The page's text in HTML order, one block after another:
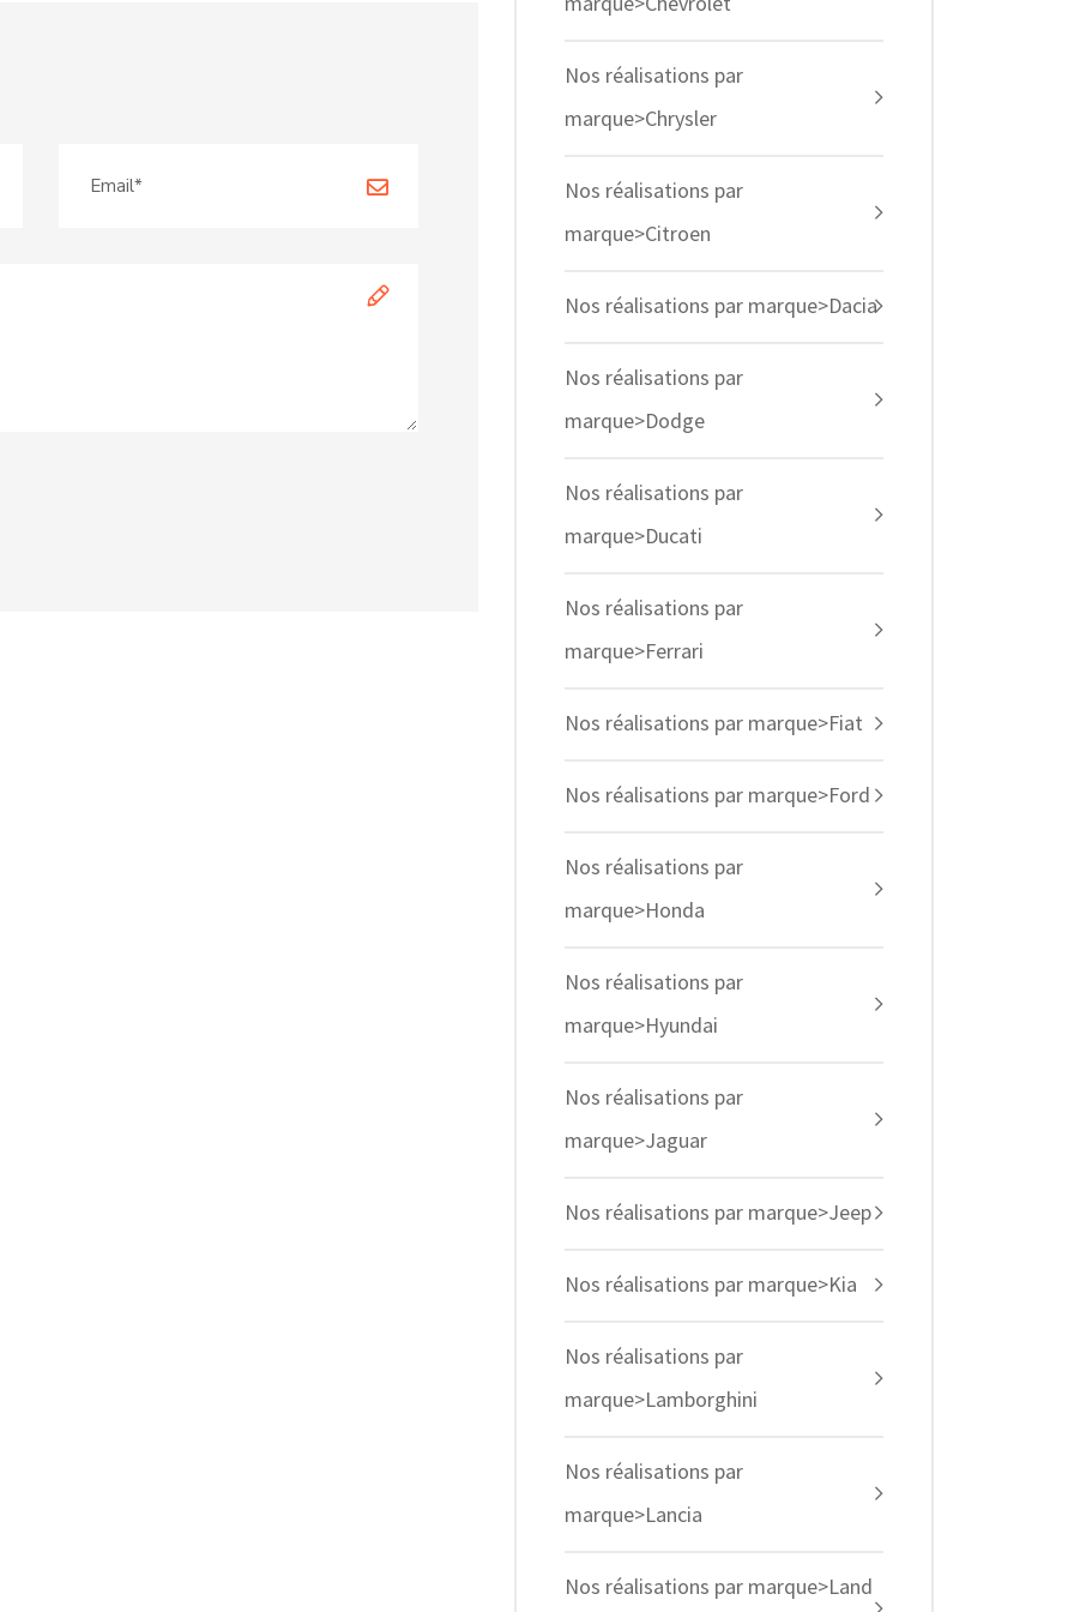
Nos réalisations par
marque>Chrysler
Nos réalisations par
marque>Citroen
Nos réalisations par marque>Dacia
Nos réalisations par
marque>Dodge
Nos réalisations par
marque>Ducati
Nos réalisations par
marque>Ferrari
Nos réalisations par marque>Fiat
Nos réalisations par marque>Ford
Nos réalisations par
marque>Honda
Nos réalisations par
marque>Hyundai
Nos réalisations par
marque>Jaguar
Nos réalisations par marque>Jeep
Nos réalisations par marque>Kia
Nos réalisations par
marque>Lamborghini
Nos réalisations par
marque>Lancia
Nos réalisations par marque>Land